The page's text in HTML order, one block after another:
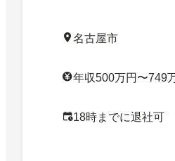
名古屋市
年収500万円〜749
18時までに退社可